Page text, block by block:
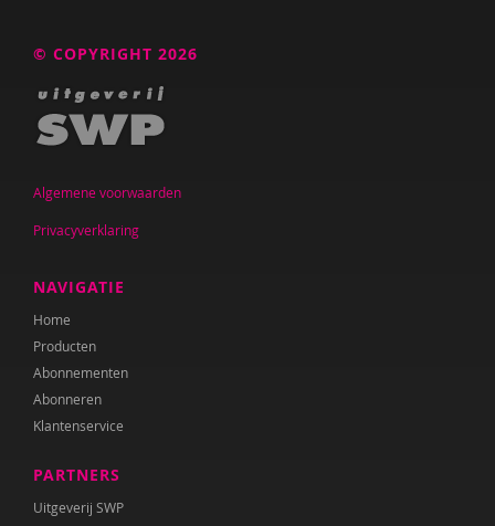
© COPYRIGHT 2026
Algemene voorwaarden
Privacyverklaring
NAVIGATIE
Home
Producten
Abonnementen
Abonneren
Klantenservice
PARTNERS
Uitgeverij SWP